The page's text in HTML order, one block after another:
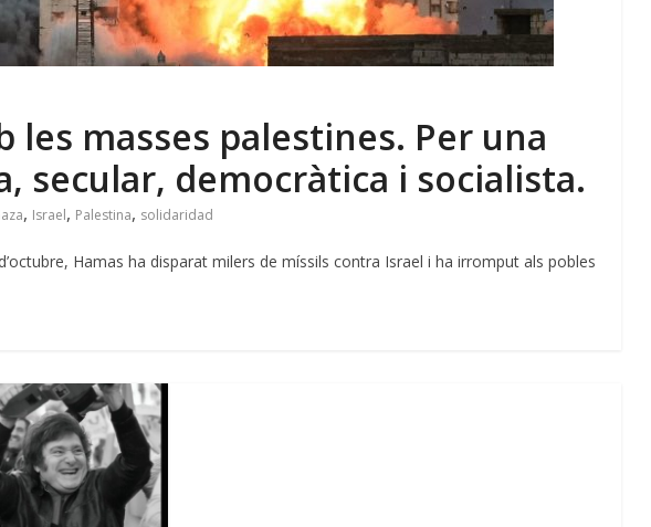
les masses palestines. Per una
, secular, democràtica i socialista.
, Israel, Palestina, solidaridad
d’octubre, Hamas ha disparat milers de míssils contra Israel i ha irromput als pobles